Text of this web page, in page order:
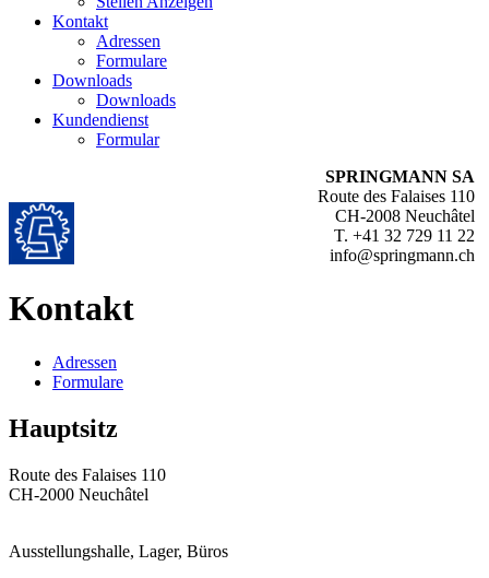
Kontakt
Adressen
Formulare
Downloads
Downloads
Kundendienst
Formular
SPRINGMANN SA
Route des Falaises 110
CH-2008 Neuchâtel
T. +41 32 729 11 22
info@springmann.ch
Kontakt
Adressen
Formulare
Hauptsitz
Route des Falaises 110
CH-2000 Neuchâtel
Ausstellungshalle, Lager, Büros